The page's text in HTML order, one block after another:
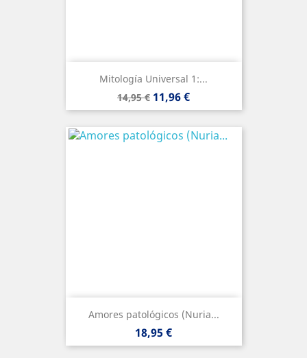
Mitología Universal 1:...
Precio
base
14,95 € Precio
11,96 €
Amores patológicos (Nuria...
Precio
18,95 €